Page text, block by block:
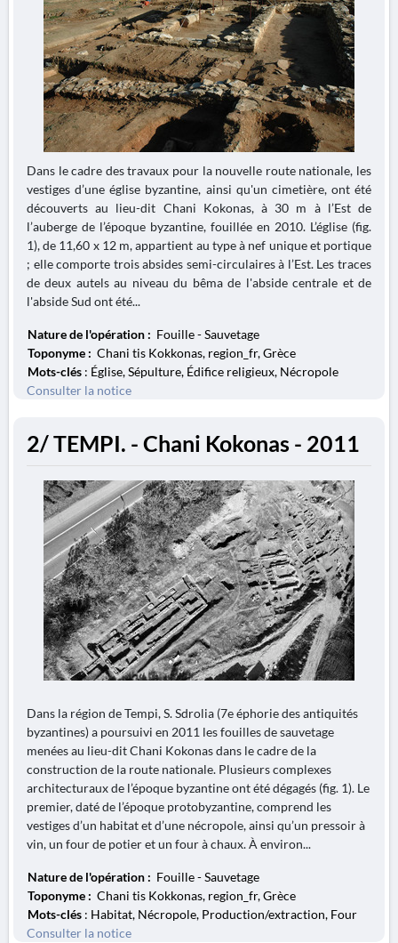
Dans le cadre des travaux pour la nouvelle route nationale, les
vestiges d’une église byzantine, ainsi qu'un cimetière, ont été
découverts au lieu-dit Chani Kokonas, à 30 m à l’Est de
l’auberge de l’époque byzantine, fouillée en 2010. L’église (fig.
1), de 11,60 x 12 m, appartient au type à nef unique et portique
; elle comporte trois absides semi-circulaires à l’Est. Les traces
de deux autels au niveau du bêma de l'abside centrale et de
l'abside Sud ont été...
Nature de l'opération : Fouille - Sauvetage
Toponyme : Chani tis Kokkonas, region_fr, Grèce
Mots-clés : Église, Sépulture, Édifice religieux, Nécropole
Consulter la notice
2/ TEMPI. - Chani Kokonas - 2011
Dans la région de Tempi, S. Sdrolia (7e éphorie des antiquités
byzantines) a poursuivi en 2011 les fouilles de sauvetage
menées au lieu-dit Chani Kokonas dans le cadre de la
construction de la route nationale. Plusieurs complexes
architecturaux de l’époque byzantine ont été dégagés (fig. 1). Le
premier, daté de l’époque protobyzantine, comprend les
vestiges d’un habitat et d’une nécropole, ainsi qu’un pressoir à
vin, un four de potier et un four à chaux. À environ...
Nature de l'opération : Fouille - Sauvetage
Toponyme : Chani tis Kokkonas, region_fr, Grèce
Mots-clés : Habitat, Nécropole, Production/extraction, Four
Consulter la notice